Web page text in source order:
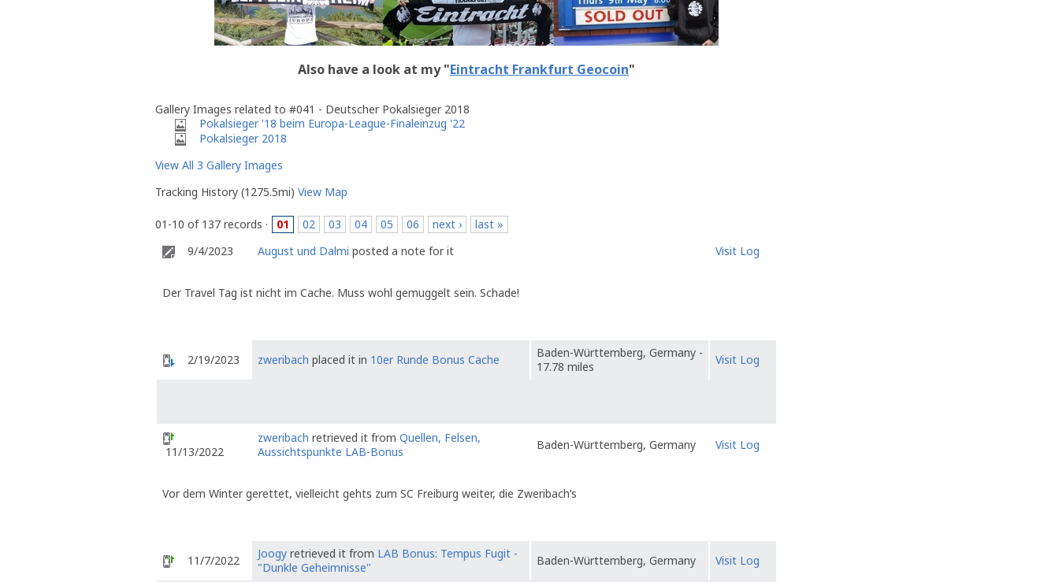
Also have a look at my "Eintracht Frankfurt Geocoin"
Gallery Images related to #041 - Deutscher Pokalsieger 2018
Pokalsieger '18 beim Europa-League-Finaleinzug '22
Pokalsieger 2018
View All 3 Gallery Images
Tracking History (1275.5mi) View Map
01-10 of 137 records · 01 02 03 04 05 06 next ›
last »
9/4/2023
August und Dalmi posted a note for it Visit Log
Der Travel Tag ist nicht im Cache. Muss wohl gemuggelt sein. Schade!
2/19/2023 zweribach placed it in 10er Runde Bonus Cache
Baden-Württemberg, Germany -
17.78 miles
Visit Log
11/13/2022
zweribach retrieved it from Quellen, Felsen,
Aussichtspunkte LAB-Bonus
Baden-Württemberg, Germany Visit Log
Vor dem Winter gerettet, vielleicht gehts zum SC Freiburg weiter, die Zweribach’s
11/7/2022 Joogy retrieved it from LAB Bonus: Tempus Fugit -
"Dunkle Geheimnisse"
Baden-Württemberg, Germany Visit Log